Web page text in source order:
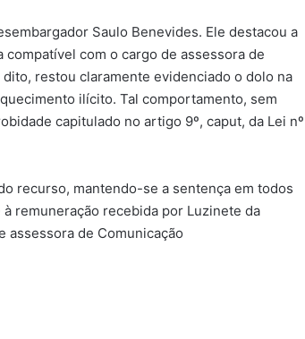
Saulo Benevides. Ele destacou a
com o cargo de assessora de
restou claramente evidenciado o dolo na
ilícito. Tal comportamento, sem
capitulado no artigo 9º, caput, da Lei nº
recurso, mantendo-se a sentença em todos
remuneração recebida por Luzinete da
assessora de Comunicação